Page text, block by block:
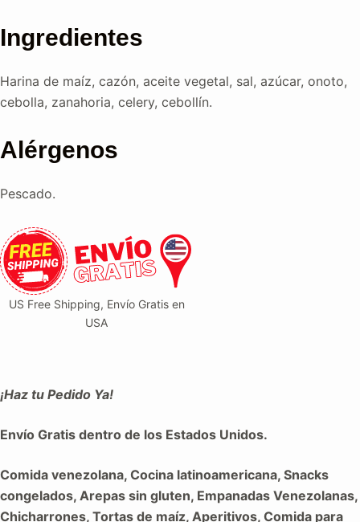
Ingredientes
Harina de maíz, cazón, aceite vegetal, sal, azúcar, onoto,
cebolla, zanahoria, celery, cebollín.
Alérgenos
Pescado.
US Free Shipping, Envío Gratis en
USA
¡Haz tu Pedido Ya!
Envío Gratis dentro de los Estados Unidos.
Comida venezolana, Cocina latinoamericana, Snacks
congelados, Arepas sin gluten, Empanadas Venezolanas,
Chicharrones, Tortas de maíz, Aperitivos, Comida para